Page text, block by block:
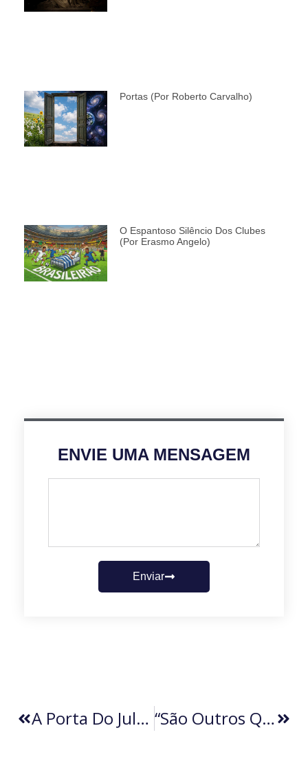
Portas (por Roberto Carvalho)
O Espantoso Silêncio Dos Clubes
(por Erasmo Angelo)
ENVIE UMA MENSAGEM
Enviar
A Porta Do Julgamento (por Aldeir Ferraz) “São Outros Quinhentos” (por Carlos Mota Coelho)